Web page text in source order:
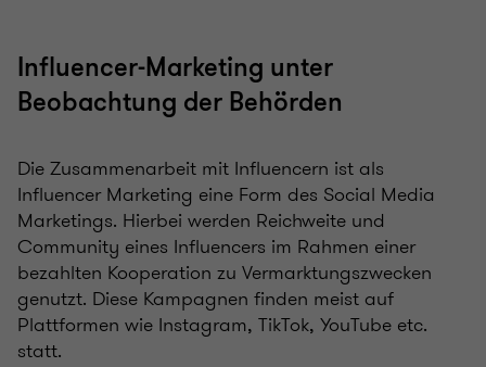
Influencer-Marketing unter
Beobachtung der Behörden
Die Zusammenarbeit mit Influencern ist als
Influencer Marketing eine Form des Social Media
Marketings. Hierbei werden Reichweite und
Community eines Influencers im Rahmen einer
bezahlten Kooperation zu Vermarktungszwecken
genutzt. Diese Kampagnen finden meist auf
Plattformen wie Instagram, TikTok, YouTube etc.
statt.